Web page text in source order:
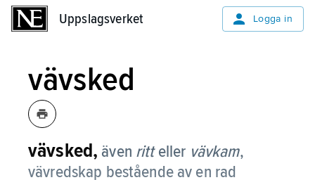
Uppslagsverket Logga in
vävsked
vävsked, även ritteller vävkam,
vävredskap bestående av en rad